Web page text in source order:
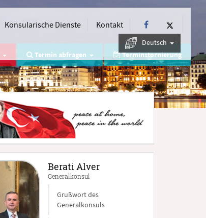
Konsularische Dienste Kontakt
Deutsch
Termin abfragen Terminstornierung
Berati Alver
Generalkonsul
Grußwort des
Generalkonsuls